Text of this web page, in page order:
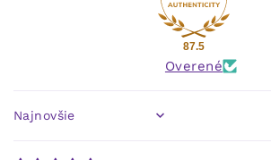
87.5
Overené
Sort by